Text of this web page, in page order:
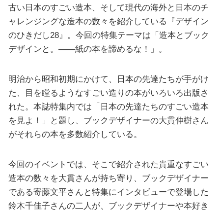
古い日本のすごい造本、そして現代の海外と日本のチ
ャレンジングな造本の数々を紹介している『デザイン
のひきだし28』。今回の特集テーマは「造本とブック
デザインと。――紙の本を諦めるな！」。
明治から昭和初期にかけて、日本の先達たちが手がけ
た、目を瞠るようなすごい造りの本がいろいろ出版さ
れた。本誌特集内では「日本の先達たちのすごい造本
を見よ！」と題し、ブックデザイナーの大貫伸樹さん
がそれらの本を多数紹介している。
今回のイベントでは、そこで紹介された貴重なすごい
造本の数々を大貫さんが持ち寄り、ブックデザイナー
である寄藤文平さんと特集にインタビューで登場した
鈴木千佳子さんの二人が、ブックデザイナーや本好き